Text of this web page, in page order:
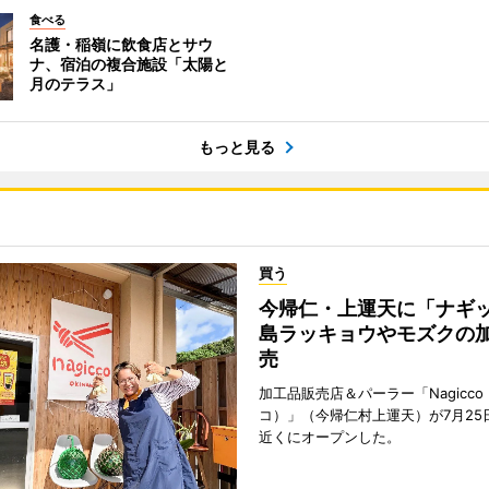
食べる
名護・稲嶺に飲食店とサウ
ナ、宿泊の複合施設「太陽と
月のテラス」
もっと見る
買う
今帰仁・上運天に「ナ
島ラッキョウやモズクの
売
加工品販売店＆パーラー「Nagicco
コ）」（今帰仁村上運天）が7月25
近くにオープンした。